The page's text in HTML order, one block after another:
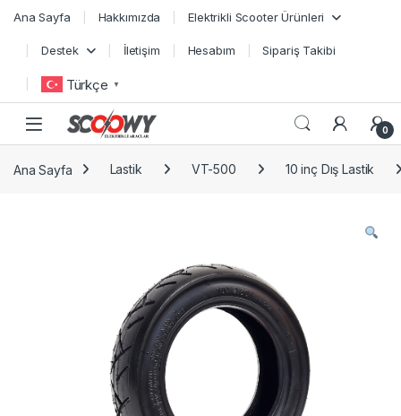
Skip to navigation
Skip to content
Ana Sayfa Hakkımızda Elektrikli Scooter Ürünleri
Destek İletişim Hesabım Sipariş Takibi
Türkçe ▼
0
Ana Sayfa Lastik VT-500 10 inç Dış Lastik